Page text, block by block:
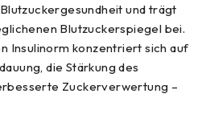
und trägt
Blutzuckerspiegel bei.
Insulinorm konzentriert sich auf
die Stärkung des
Zuckerverwertung –